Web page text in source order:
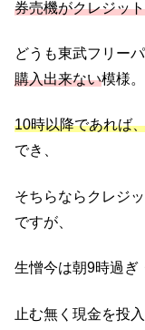
券売機がクレジッ
どうも東武フリー
購入出来ない模様。
10時以降であれば
でき、
そちらならクレジ
ですが、
生憎今は朝9時過ぎ
止む無く現金を投